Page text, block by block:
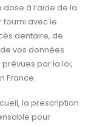
à l’aide de la
fourni avec le
dentaire, de
vos données
par la loi,
France.
la prescription
pour